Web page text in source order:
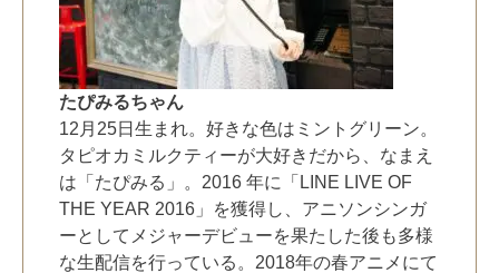
たぴみるちゃん
12月25日生まれ。好きな色はミントグリーン。
タピオカミルクティーが大好きだから、なまえ
は「たぴみる」。2016 年に「LINE LIVE OF
THE YEAR 2016」を獲得し、アニソンシンガ
ーとしてメジャーデビューを果たした後も多様
な生配信を行っている。2018年の春アニメにて